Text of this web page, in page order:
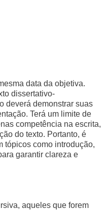
data da objetiva.
dissertativo-
deverá demonstrar suas
Terá um limite de
competência na escrita,
do texto. Portanto, é
tópicos como introdução,
garantir clareza e
aqueles que forem